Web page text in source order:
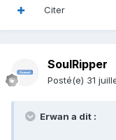
Citer
SoulRipper
Posté(e) 31
Erwan a dit :